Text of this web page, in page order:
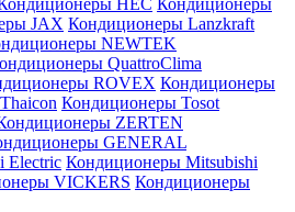
HEC Кондиционеры
JAX Кондиционеры Lanzkraft
NEWTEK
QuattroClima
ROVEX Кондиционеры
Кондиционеры Tosot
ZERTEN
GENERAL
Electric Кондиционеры Mitsubishi
VICKERS Кондиционеры